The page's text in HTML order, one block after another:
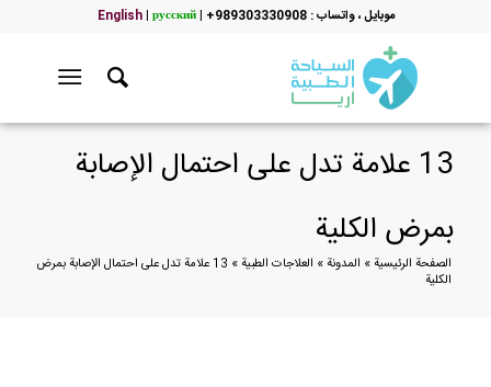
موبایل ، واتساب : 989303330908+ |
English| русский
13 علامة تدل على احتمال الإصابة
بمرض الكلية
الصفحة الرئيسية» المدونة» العلاجات الطبية»
13 علامة تدل على احتمال الإصابة بمرض
الكلية